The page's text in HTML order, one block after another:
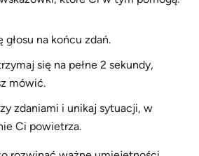
na końcu zdań.
się na pełne 2 sekundy,
mówić.
zdaniami i unikaj sytuacji, w
Ci powietrza.